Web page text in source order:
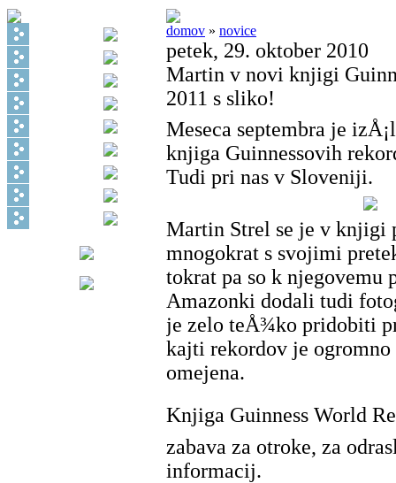
domov » novice
petek, 29. oktober 2010
Martin v novi knjigi
2011 s sliko!
Meseca septembra je
knjiga Guinnessovih
Tudi pri nas v Sloveniji.
Martin Strel se je v
mnogokrat s svojimi
tokrat pa so k njegovemu
Amazonki dodali tudi
je zelo teÅ¾ko pridobiti
kajti rekordov je
omejena.
Knjiga Guinness World
zabava za otroke, za
informacij.